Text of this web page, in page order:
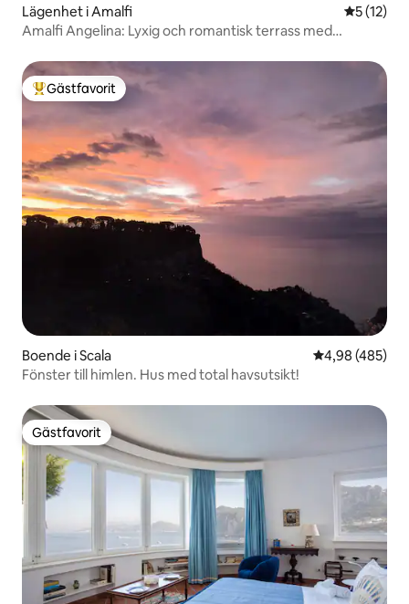
Lägenhet i Amalfi 5 av 5 i
5 (12)
Amalfi Angelina: Lyxig och romantisk terrass med
Populär gästfavorit
Gästfavorit
Boende i Scala 4,98 av 5 i
4,98 (485)
Fönster till himlen. Hus med total havsutsikt!
Gästfavorit
Gästfavorit